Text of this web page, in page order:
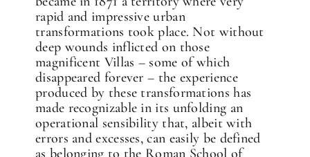
rapid and impressive urban
transformations took place. Not without
deep wounds inflicted on those
magnificent Villas – some of which
disappeared forever – the experience
produced by these transformations has
made recognizable in its unfolding an
operational sensibility that, albeit with
errors and excesses, can easily be defined
as belonging to the Roman School of